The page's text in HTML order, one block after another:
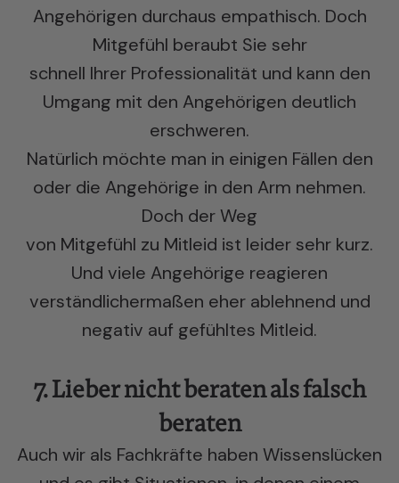
Angehörigen durchaus empathisch. Doch
Mitgefühl beraubt Sie sehr
schnell Ihrer Professionalität und kann den
Umgang mit den Angehörigen deutlich
erschweren.
Natürlich möchte man in einigen Fällen den
oder die Angehörige in den Arm nehmen.
Doch der Weg
von Mitgefühl zu Mitleid ist leider sehr kurz.
Und viele Angehörige reagieren
verständlichermaßen eher ablehnend und
negativ auf gefühltes Mitleid.
7. Lieber nicht beraten als falsch
beraten
Auch wir als Fachkräfte haben Wissenslücken